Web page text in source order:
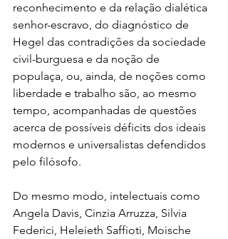
reconhecimento e da relação dialética
senhor-escravo, do diagnóstico de
Hegel das contradições da sociedade
civil-burguesa e da noção de
populaça, ou, ainda, de noções como
liberdade e trabalho são, ao mesmo
tempo, acompanhadas de questões
acerca de possíveis déficits dos ideais
modernos e universalistas defendidos
pelo filósofo.
Do mesmo modo, intelectuais como
Angela Davis, Cinzia Arruzza, Silvia
Federici, Heleieth Saffioti, Moische